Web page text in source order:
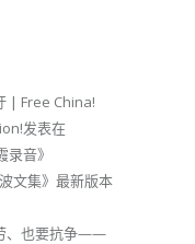
| Free China!
发表在
录音》
文集》最新版本
、也要抗争——